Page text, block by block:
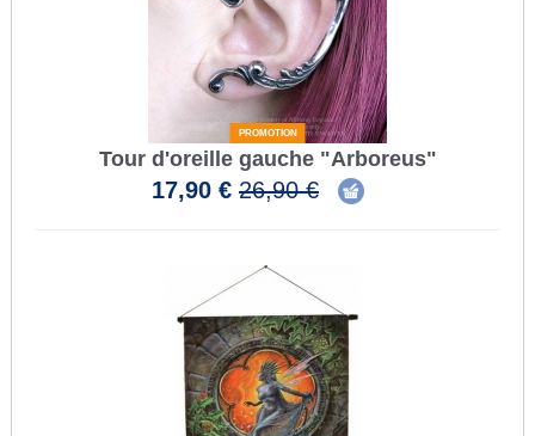
PROMOTION
Tour d'oreille gauche "Arboreus"
17,90 € 26,90 €